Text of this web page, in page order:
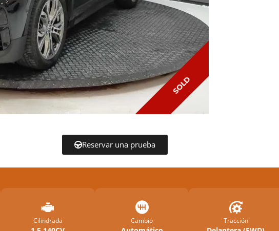
SOLD
Reservar una prueba
Cilindrada Cambio Tracción